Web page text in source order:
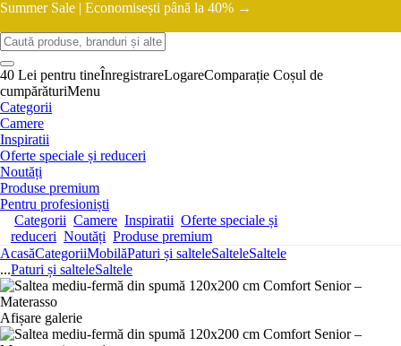
Summer Sale | Economisești până la 40% →
40 Lei pentru tineÎnregistrareLogareComparație Coșul de
cumpărăturiMenu
Categorii
Camere
Inspiratii
Oferte speciale și reduceri
Noutăți
Produse premium
Pentru profesioniști
Categorii Camere Inspiratii Oferte speciale și
reduceri Noutăți Produse premium
AcasăCategoriiMobilăPaturi și salteleSalteleSaltele
...Paturi și salteleSaltele
Afișare galerie